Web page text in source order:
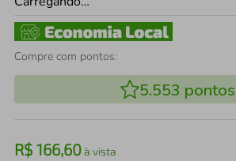
Compre com pontos:
5.553 pontos
R$ 166,60à vista